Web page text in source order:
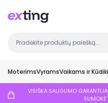
MoterimsVyramsVaikams ir
VISIŠKA SAUGUMO